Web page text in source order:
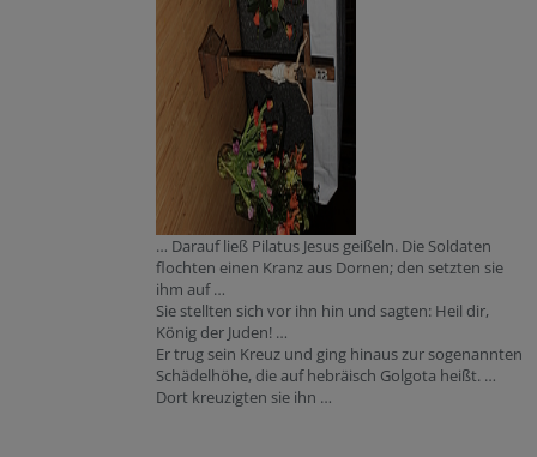
… Darauf ließ Pilatus Jesus geißeln. Die Soldaten
flochten einen Kranz aus Dornen; den setzten sie
ihm auf …
Sie stellten sich vor ihn hin und sagten: Heil dir,
König der Juden! …
Er trug sein Kreuz und ging hinaus zur sogenannten
Schädelhöhe, die auf hebräisch Golgota heißt. …
Dort kreuzigten sie ihn …